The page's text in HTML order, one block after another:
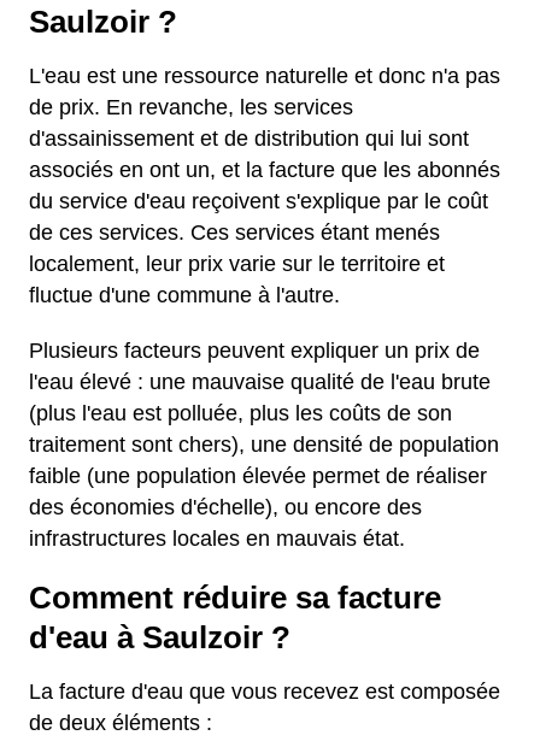
Saulzoir ?
L'eau est une ressource naturelle et donc n'a pas
de prix. En revanche, les services
d'assainissement et de distribution qui lui sont
associés en ont un, et la facture que les abonnés
du service d'eau reçoivent s'explique par le coût
de ces services. Ces services étant menés
localement, leur prix varie sur le territoire et
fluctue d'une commune à l'autre.
Plusieurs facteurs peuvent expliquer un prix de
l'eau élevé : une mauvaise qualité de l'eau brute
(plus l'eau est polluée, plus les coûts de son
traitement sont chers), une densité de population
faible (une population élevée permet de réaliser
des économies d'échelle), ou encore des
infrastructures locales en mauvais état.
Comment réduire sa facture
d'eau à Saulzoir ?
La facture d'eau que vous recevez est composée
de deux éléments :